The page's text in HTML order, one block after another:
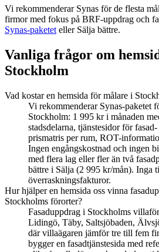
Vi rekommenderar Synas för de flesta
firmor med fokus på BRF-uppdrag och
Synas-paketet eller Sälja bättre.
Vanliga frågor om
Stockholm
Vad kostar en hemsida för målare i
Vi rekommenderar Synas-paketet
Stockholm: 1 995 kr i månaden
stadsdelarna, tjänstesidor för
prismatris per rum, ROT-
Ingen engångskostnad och ingen
med flera lag eller fler än två
bättre i Sälja (2 995 kr/mån). Inga
överraskningsfakturor.
Hur hjälper en hemsida oss vinna
Stockholms förorter?
Fasaduppdrag i Stockholms
Lidingö, Täby, Saltsjöbaden,
där villaägaren jämför tre till fem
bygger en fasadtjänstesida med